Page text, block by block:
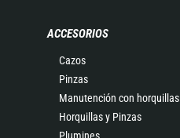
ACCESORIOS
Cazos
Pinzas
Manutención con horquillas
Horquillas y Pinzas